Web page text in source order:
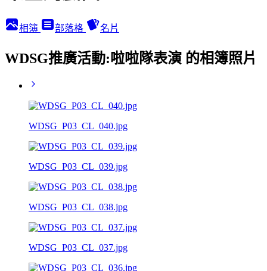
相簿 部落格 名片
WDSG推廣活動:啦啦隊表演 的相簿照片
WDSG_P03_CL_040.jpg
WDSG_P03_CL_039.jpg
WDSG_P03_CL_038.jpg
WDSG_P03_CL_037.jpg